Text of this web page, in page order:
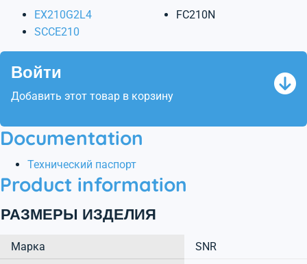
EX210G2L4
SCCE210
FC210N
Войти
Добавить этот товар в корзину
Documentation
Технический паспорт
Product information
РАЗМЕРЫ ИЗДЕЛИЯ
Марка
SNR